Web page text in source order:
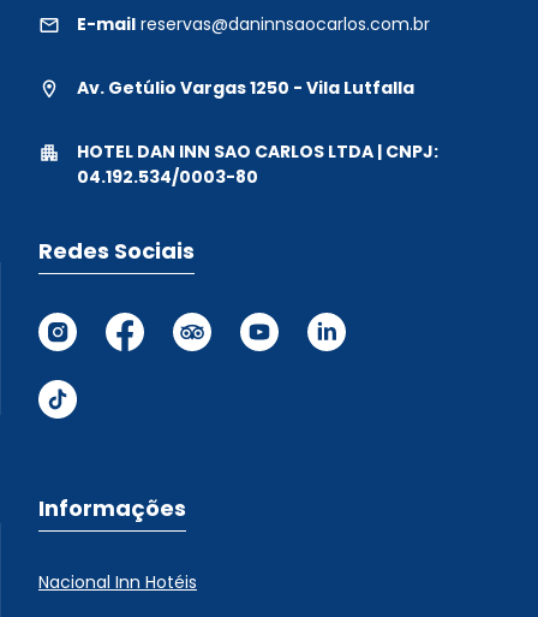
E-mail reservas@daninnsaocarlos.com.br
Av. Getúlio Vargas 1250 - Vila Lutfalla
HOTEL DAN INN SAO CARLOS LTDA | CNPJ:
04.192.534/0003-80
Redes Sociais
Informações
Nacional Inn Hotéis